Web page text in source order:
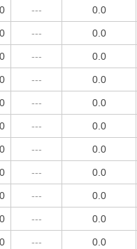
--- 0.0
--- 0.0
--- 0.0
--- 0.0
--- 0.0
--- 0.0
--- 0.0
--- 0.0
--- 0.0
--- 0.0
--- 0.0